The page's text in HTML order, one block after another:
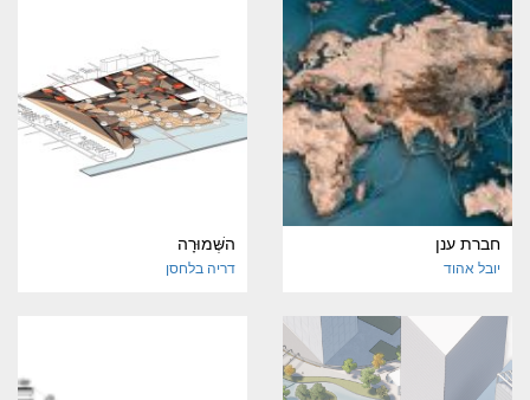
חברת ענן
יובל אהוד
השְּׁמוּרָה
דריה בלחסן